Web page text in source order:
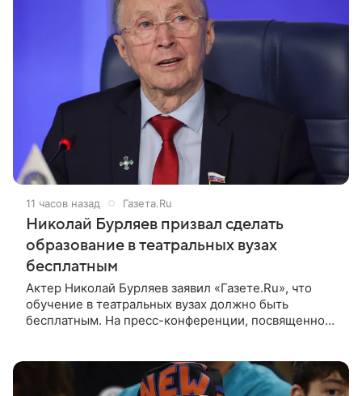
11 часов назад Газета.Ru
Николай Бурляев призвал сделать
образование в театральных вузах
бесплатным
Актер Николай Бурляев заявил «Газете.Ru», что
обучение в театральных вузах должно быть
бесплатным. На пресс-конференции, посвященной